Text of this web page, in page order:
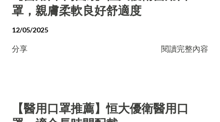
罩，親膚柔軟良好舒適度
12/05/2025
分享 閱讀完整內容
【醫用口罩推薦】恒大優衛醫用口